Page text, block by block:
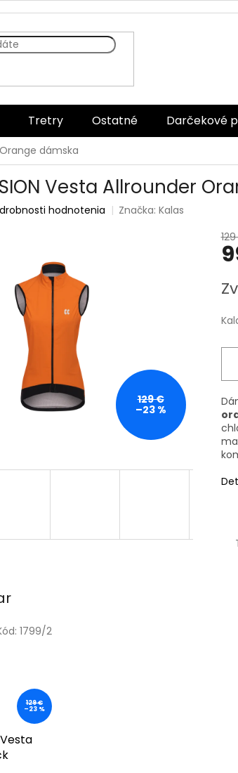
Tretry Ostatné Darčekové
dámska
Vesta Allrounder
hodnotenia Značka:Kalas
129 €
–23 %
129 €
–23 %
Vesta
1799/2